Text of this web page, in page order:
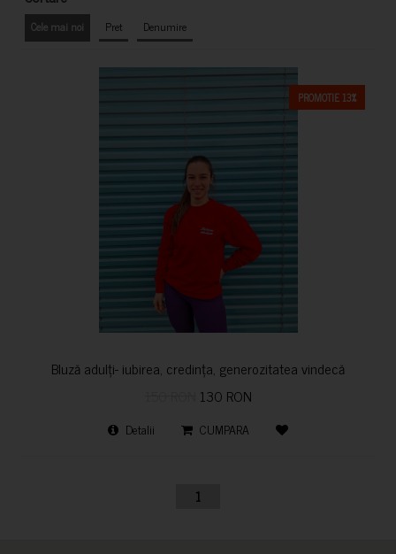
Cele mai noi Pret Denumire
PROMOTIE 13%
Bluză adulți- iubirea, credința, generozitatea vindecă
130 RON
Detalii CUMPARA
1